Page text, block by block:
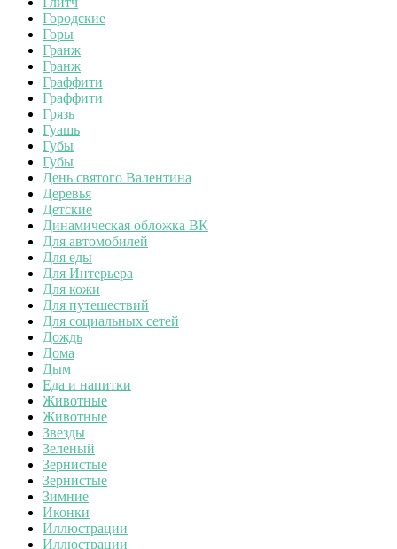
Городские
Горы
Гранж
Гранж
Граффити
Граффити
Грязь
Гуашь
Губы
Губы
День святого Валентина
Деревья
Детские
Динамическая обложка ВК
Для автомобилей
Для еды
Для Интерьера
Для кожи
Для путешествий
Для социальных сетей
Дождь
Дома
Дым
Еда и напитки
Животные
Животные
Звезды
Зеленый
Зернистые
Зернистые
Зимние
Иконки
Иллюстрации
Иллюстрации